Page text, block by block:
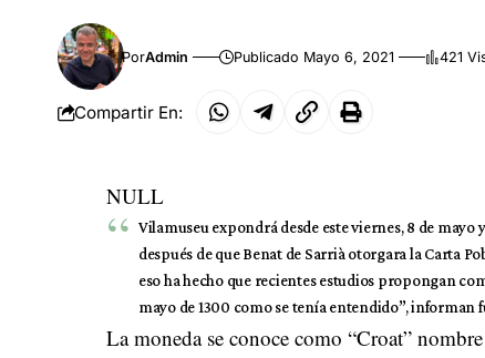
PorAdmin Publicado Mayo 6, 2021 421
Compartir En:
NULL
Vilamuseu expondrá desde este viernes, 8 de mayo
después de que Benat de Sarrià otorgara la Carta
eso ha hecho que recientes estudios propongan
mayo de 1300 como se tenía entendido”, informan
La moneda se conoce como “Croat”